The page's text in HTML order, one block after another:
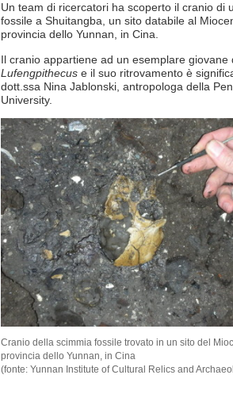
Un team di ricercatori ha scoperto il cranio di
fossile a Shuitangba, un sito databile al
provincia dello Yunnan, in Cina.
Il cranio appartiene ad un esemplare giovane
Lufengpithecus e il suo ritrovamento è
dott.ssa Nina Jablonski, antropologa della
University.
Cranio della scimmia fossile trovato in un sito del
provincia dello Yunnan, in Cina
(fonte: Yunnan Institute of Cultural Relics and